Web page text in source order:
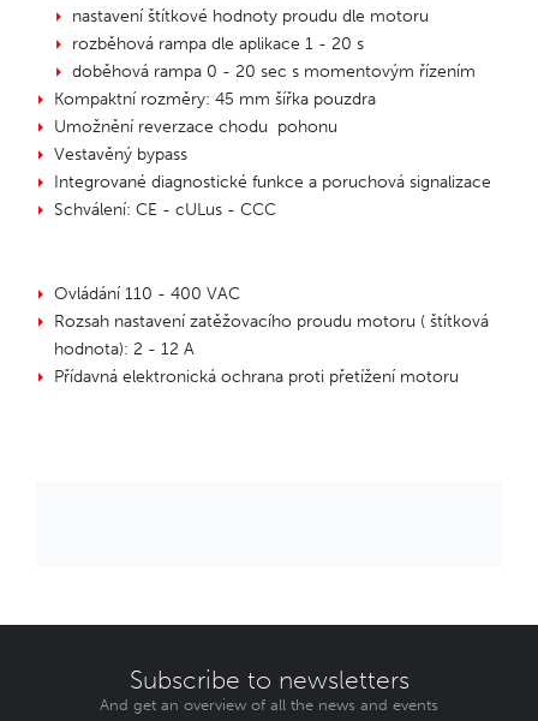
nastavení štítkové hodnoty proudu dle motoru
rozběhová rampa dle aplikace 1 - 20 s
doběhová rampa 0 - 20 sec s momentovým řízením
Kompaktní rozměry: 45 mm šířka pouzdra
Umožnění reverzace chodu pohonu
Vestavěný bypass
Integrované diagnostické funkce a poruchová signalizace
Schválení: CE - cULus - CCC
Ovládání 110 - 400 VAC
Rozsah nastavení zatěžovacího proudu motoru ( štítková
hodnota): 2 - 12 A
Přídavná elektronická ochrana proti přetížení motoru
Subscribe to newsletters
And get an overview of all the news and events